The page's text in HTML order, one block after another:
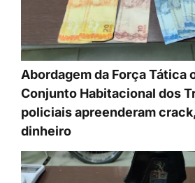
Abordagem da Força Tática
Conjunto Habitacional dos
policiais apreenderam
dinheiro